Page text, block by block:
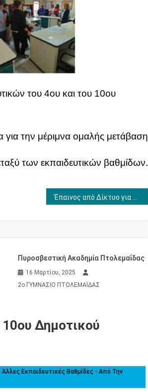
του 4ου και του 10ου
την μέριμνα ομαλής μετάβαση
των εκπαιδευτικών βαθμίδων.
Πυροσβεστική Ακαδημία Πτολεμαΐδας
16 Μαρτίου, 2025
2ο ΓΥΜΝΑΣΙΟ ΠΤΟΛΕΜΑΪΔΑΣ
Δημοτικού
Εκπαιδευτικές Βαθμίδες - Από Την